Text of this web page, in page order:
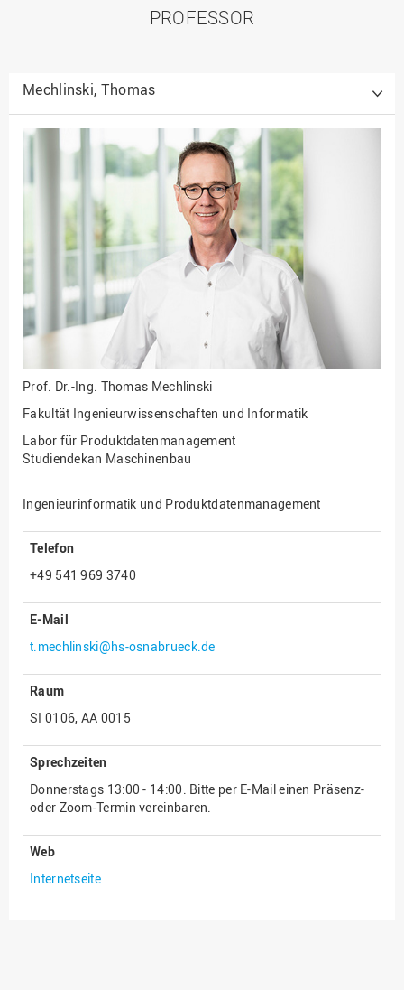
PROFESSOR
Mechlinski, Thomas
Prof. Dr.-Ing. Thomas Mechlinski
Fakultät Ingenieurwissenschaften und Informatik
Labor für Produktdatenmanagement
Studiendekan Maschinenbau
Ingenieurinformatik und Produktdatenmanagement
Telefon
+49 541 969 3740
E-Mail
t.mechlinski@hs-osnabrueck.de
Raum
SI 0106, AA 0015
Sprechzeiten
Donnerstags 13:00 - 14:00. Bitte per E-Mail einen Präsenz-
oder Zoom-Termin vereinbaren.
Web
Internetseite